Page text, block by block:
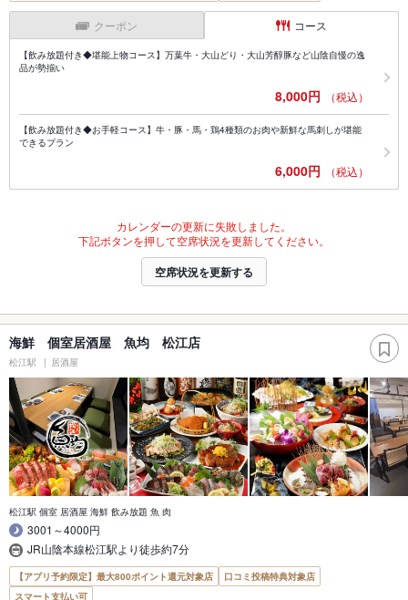
クーポン コース
【飲み放題付き◆堪能上物コース】万葉牛・大山どり・大山芳醇豚など山陰自慢の逸
品が勢揃い
8,000円 （税込）
【飲み放題付き◆お手軽コース】牛・豚・馬・鶏4種類のお肉や新鮮な馬刺しが堪能
できるプラン
6,000円 （税込）
カレンダーの更新に失敗しました。
下記ボタンを押して空席状況を更新してください。
空席状況を更新する
海鮮 個室居酒屋 魚均 松江店
松江駅 居酒屋
松江駅 個室 居酒屋 海鮮 飲み放題 魚 肉
3001～4000円
JR山陰本線松江駅より徒歩約7分
【アプリ予約限定】最大800ポイント還元対象店
口コミ投稿特典対象店
スマート支払い可